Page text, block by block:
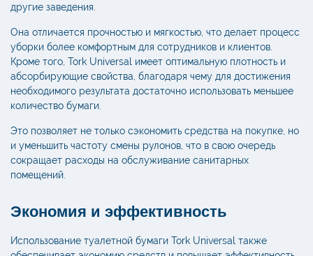
другие заведения.
Она отличается прочностью и мягкостью, что делает процесс
уборки более комфортным для сотрудников и клиентов.
Кроме того, Tork Universal имеет оптимальную плотность и
абсорбирующие свойства, благодаря чему для достижения
необходимого результата достаточно использовать меньшее
количество бумаги.
Это позволяет не только сэкономить средства на покупке, но
и уменьшить частоту смены рулонов, что в свою очередь
сокращает расходы на обслуживание санитарных
помещений.
Экономия и эффективность
Использование туалетной бумаги Tork Universal также